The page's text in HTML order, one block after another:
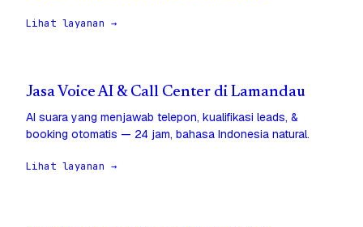
Lihat layanan →
Jasa Voice AI & Call Center di Lamandau
AI suara yang menjawab telepon, kualifikasi leads, &
booking otomatis — 24 jam, bahasa Indonesia natural.
Lihat layanan →